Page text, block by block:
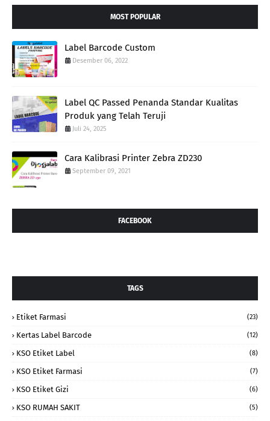
MOST POPULAR
Label Barcode Custom
Desember 06, 2022
Label QC Passed Penanda Standar Kualitas
Produk yang Telah Teruji
Juli 24, 2025
Cara Kalibrasi Printer Zebra ZD230
September 09, 2021
FACEBOOK
TAGS
Etiket Farmasi (23)
Kertas Label Barcode (12)
KSO Etiket Label (8)
KSO Etiket Farmasi (7)
KSO Etiket Gizi (6)
KSO RUMAH SAKIT (5)